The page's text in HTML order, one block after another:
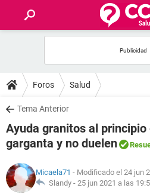
FOROS
SALUD
FAMILIA
NUTRICIÓN
Foros Salud
Tema Anterior
Ayuda granitos al principio
garganta y no duelen
Micaela71 - Modificado el 24 jun
Slandy - 25 jun 2021 a las